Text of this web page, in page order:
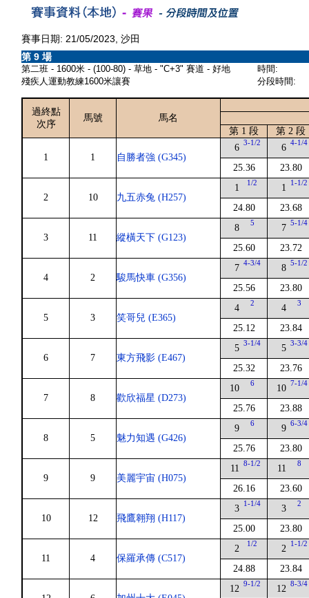
賽事日期: 21/05/2023, 沙田
第 9 場
第二班 - 1600米 - (100-80) - 草地 - "C+3" 賽道 - 好地
殘疾人運動教練1600米讓賽
時間:
分段時間:
過終點
次序
馬號
馬名
第 1 段
第 2 段
1 1 自勝者強 (G345)
6 3-1/2
25.36
6 4-1/4
23.80
2 10 九五赤兔 (H257)
1 1/2
24.80
1 1-1/2
23.68
3 11 縱橫天下 (G123)
8 5
25.60
7 5-1/4
23.72
4 2 駿馬快車 (G356)
7 4-3/4
25.56
8 5-1/2
23.80
5 3 笑哥兒 (E365)
4 2
25.12
4 3
23.84
6 7 東方飛影 (E467)
5 3-1/4
25.32
5 3-3/4
23.76
7 8 歡欣福星 (D273)
10 6
25.76
10 7-1/4
23.88
8 5 魅力知遇 (G426)
9 6
25.76
9 6-3/4
23.80
9 9 美麗宇宙 (H075)
11 8-1/2
26.16
11 8
23.60
10 12 飛鷹翱翔 (H117)
3 1-1/4
25.00
3 2
23.80
11 4 保羅承傳 (C517)
2 1/2
24.88
2 1-1/2
23.84
12 9-1/2 12 8-3/4